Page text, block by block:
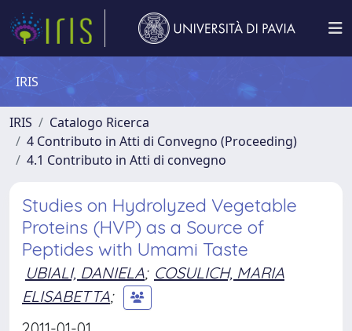
IRIS
IRIS
Catalogo Ricerca
4 Contributo in Atti di Convegno (Proceeding)
4.1 Contributo in Atti di convegno
Studies on Hydrolyzed Vegetable
Proteins (HVP) as a Source of
Peptides with Umami Taste
UBIALI, DANIELA; COSULICH, MARIA
ELISABETTA;